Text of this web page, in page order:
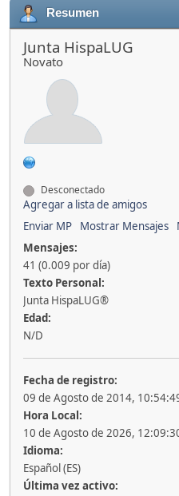
Resumen
Junta HispaLUG
Novato
Desconectado
Agregar a lista de amigos
Enviar MP
Mostrar Mensajes
Mensajes:
41 (0.009 por día)
Texto Personal:
Junta HispaLUG®
Edad:
N/D
Fecha de registro:
09 de Agosto de 2014,
Hora Local:
10 de Agosto de 2026,
Idioma:
Español (ES)
Última vez activo: